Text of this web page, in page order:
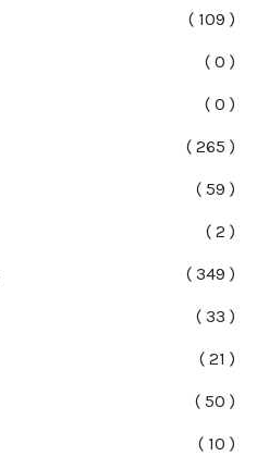
109
0
0
265
59
2
349
33
21
50
10